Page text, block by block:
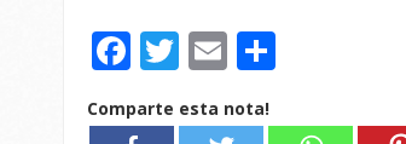
Facebook
Twitter
Email
Comparte esta nota!